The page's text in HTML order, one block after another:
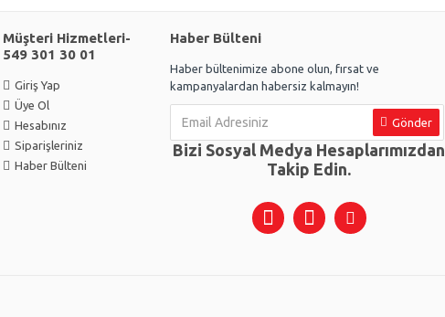
Müşteri Hizmetleri-
549 301 30 01
Giriş Yap
Üye Ol
Hesabınız
Siparişleriniz
Haber Bülteni
Haber Bülteni
Haber bültenimize abone olun, fırsat ve
kampanyalardan habersiz kalmayın!
Gönder
Bizi Sosyal Medya Hesaplarımızdan
Takip Edin.